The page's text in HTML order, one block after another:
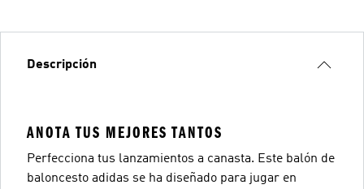
Descripción
ANOTA TUS MEJORES TANTOS
Perfecciona tus lanzamientos a canasta. Este balón de
baloncesto adidas se ha diseñado para jugar en